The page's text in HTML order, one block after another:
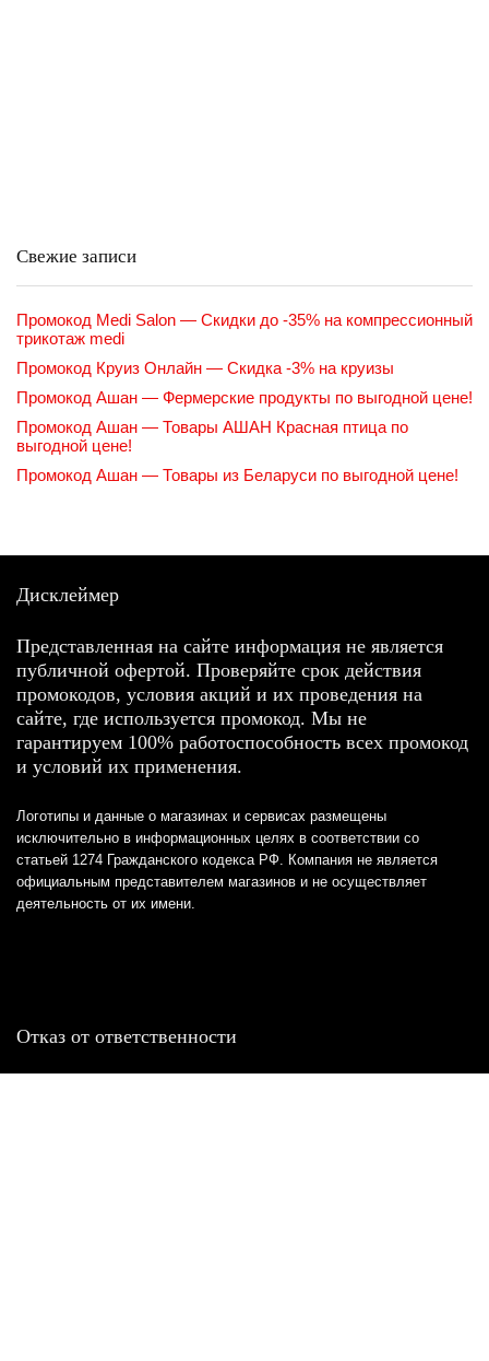
Свежие записи
Промокод Medi Salon — Скидки до -35% на компрессионный
трикотаж medi
Промокод Круиз Онлайн — Скидка -3% на круизы
Промокод Ашан — Фермерские продукты по выгодной цене!
Промокод Ашан — Товары АШАН Красная птица по
выгодной цене!
Промокод Ашан — Товары из Беларуси по выгодной цене!
Дисклеймер
Представленная на сайте информация не является
публичной офертой. Проверяйте срок действия
промокодов, условия акций и их проведения на
сайте, где используется промокод. Мы не
гарантируем 100% работоспособность всех промокод
и условий их применения.
Логотипы и данные о магазинах и сервисах размещены
исключительно в информационных целях в соответствии со
статьей 1274 Гражданского кодекса РФ. Компания не является
официальным представителем магазинов и не осуществляет
деятельность от их имени.
Отказ от ответственности